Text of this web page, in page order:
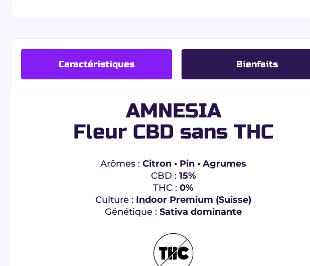
Caractéristiques Bienfaits
AMNESIA
Fleur CBD sans THC
Arômes : Citron • Pin • Agrumes
CBD : 15%
THC : 0%
Culture : Indoor Premium (Suisse)
Génétique : Sativa dominante